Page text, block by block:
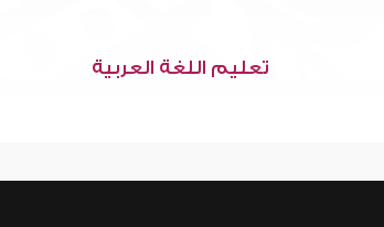
تعليم اللغة العربية